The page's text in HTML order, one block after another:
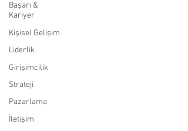
Başarı &
Kariyer
Kişisel Gelişim
Liderlik
Girişimcilik
Strateji
Pazarlama
İletişim